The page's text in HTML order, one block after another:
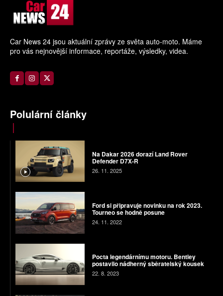
Car News 24 jsou aktuální zprávy ze světa auto-moto. Máme
pro vás nejnovější informace, reportáže, výsledky, videa.
Polulární články
Na Dakar 2026 dorazí Land Rover
Defender D7X-R
26. 11. 2025
Ford si připravuje novinku na rok 2023.
Tourneo se hodně posune
24. 11. 2022
Pocta legendárnímu motoru. Bentley
postavilo nádherný sběratelský kousek
22. 8. 2023